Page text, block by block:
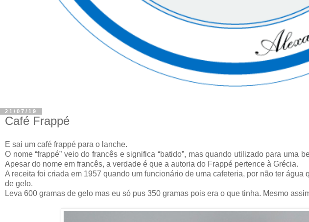
21/07/19
Café Frappé
E sai um café frappé para o lanche.
O nome “frappé” veio do francês e significa “batido”, mas quando utilizado para uma
Apesar do nome em francês, a verdade é que a autoria do Frappé pertence à Grécia.
A receita foi criada em 1957 quando um funcionário de uma cafeteria, por não ter água
de gelo.
Leva 600 gramas de gelo mas eu só pus 350 gramas pois era o que tinha. Mesmo